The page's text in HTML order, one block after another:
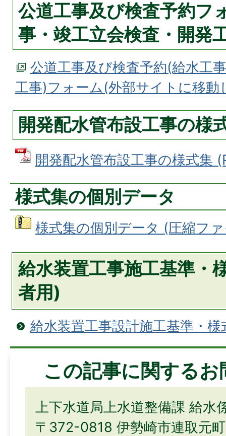
公道工事及び検査予約フ
事・竣工立会検査・開発
公道工事及び検査予約(給水工
工事)フォーム(外部サイトに移動
開発配水管布設工事の様
開発配水管布設工事の様式集
様式集の個別データ
様式集の個別データ (圧縮フ
給水装置工事施工基準・
者用)
給水装置工事設計施工基準・
この記事に関する
上下水道局上水道整備課 給水
〒372-0818 伊勢崎市連取元